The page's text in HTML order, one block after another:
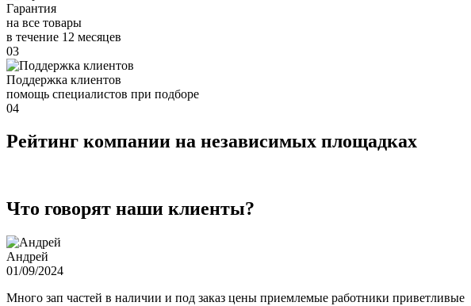
Гарантия
на все товары
в течение 12 месяцев
03
Поддержка клиентов
помощь специалистов при подборе
04
Рейтинг компании на независимых площадках
Что говорят наши клиенты?
Андрей
01/09/2024
Много зап частей в наличии и под заказ цены приемлемые работники приветливые